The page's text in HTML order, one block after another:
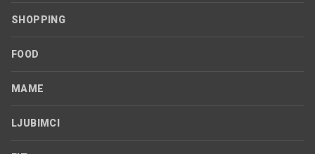
SHOPPING
FOOD
MAME
LJUBIMCI